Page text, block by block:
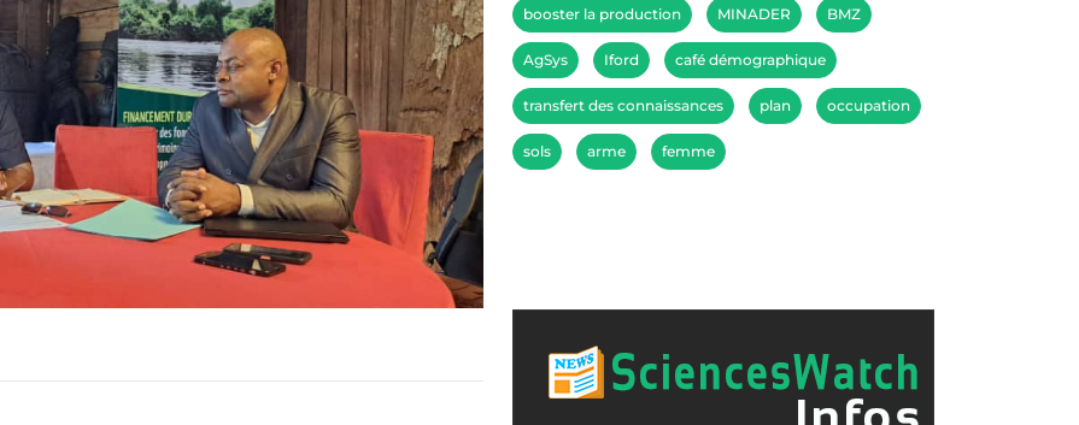
booster la production MINADER BMZ
AgSys Iford café démographique
transfert des connaissances plan occupation
sols arme femme